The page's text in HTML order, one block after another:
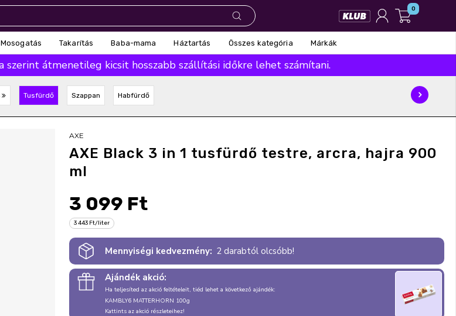
0
Mosogatás Takarítás Baba-mama Háztartás Összes kategória Márkák
átmenetileg kicsit hosszabb szállítási időkre lehet számítani.
Tusfürdő Szappan Habfürdő
AXE
AXE Black 3 in 1 tusfürdő testre, arcra, hajra 900
ml
3 099 Ft
3 443 Ft/liter
Mennyiségi kedvezmény: 2 darabtól olcsóbb!
Ajándék akció:
Ha teljesíted az akció feltételeit, tiéd lehet a következő ajándék:
KAMBLY6 MATTERHORN 100g
Kattints az akció részleteihez!